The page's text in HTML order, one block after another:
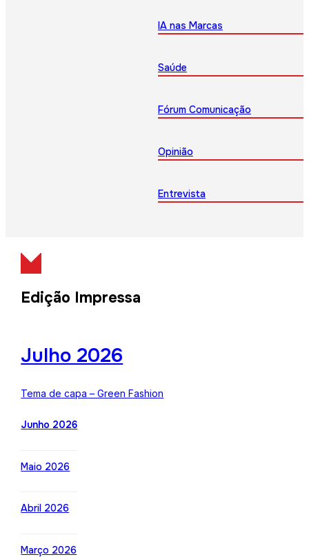
IA nas Marcas
Saúde
Fórum Comunicação
Opinião
Entrevista
Edição Impressa
Julho 2026
Tema de capa – Green Fashion
Junho 2026
Maio 2026
Abril 2026
Março 2026